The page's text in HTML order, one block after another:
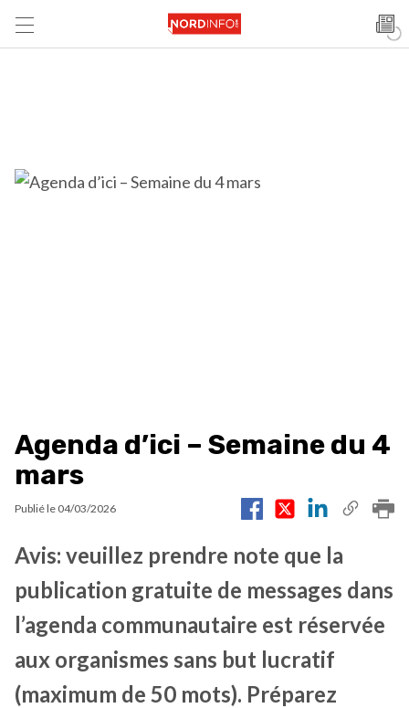
Agenda d’ici – Semaine du 4
mars
Publié le 04/03/2026
Avis: veuillez prendre note que la
publication gratuite de messages dans
l’agenda communautaire est réservée
aux organismes sans but lucratif
(maximum de 50 mots). Préparez